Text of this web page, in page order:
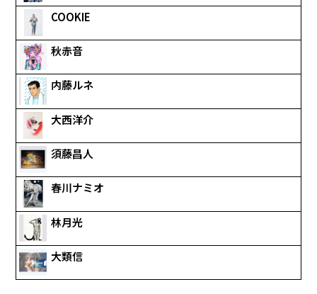
COOKIE
秋赤音
内藤ルネ
大西洋介
須藤昌人
春川ナミオ
林月光
大類信